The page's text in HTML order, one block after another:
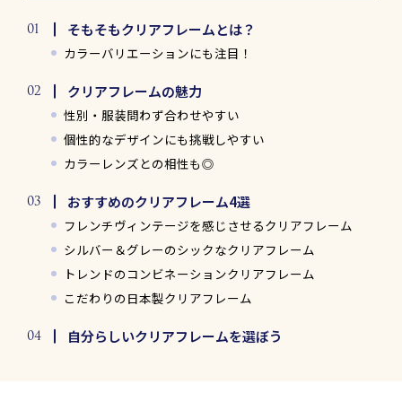
そもそもクリアフレームとは？
カラーバリエーションにも注目！
クリアフレームの魅力
性別・服装問わず合わせやすい
個性的なデザインにも挑戦しやすい
カラーレンズとの相性も◎
おすすめのクリアフレーム4選
フレンチヴィンテージを感じさせるクリアフレーム
シルバー＆グレーのシックなクリアフレーム
トレンドのコンビネーションクリアフレーム
こだわりの日本製クリアフレーム
自分らしいクリアフレームを選ぼう